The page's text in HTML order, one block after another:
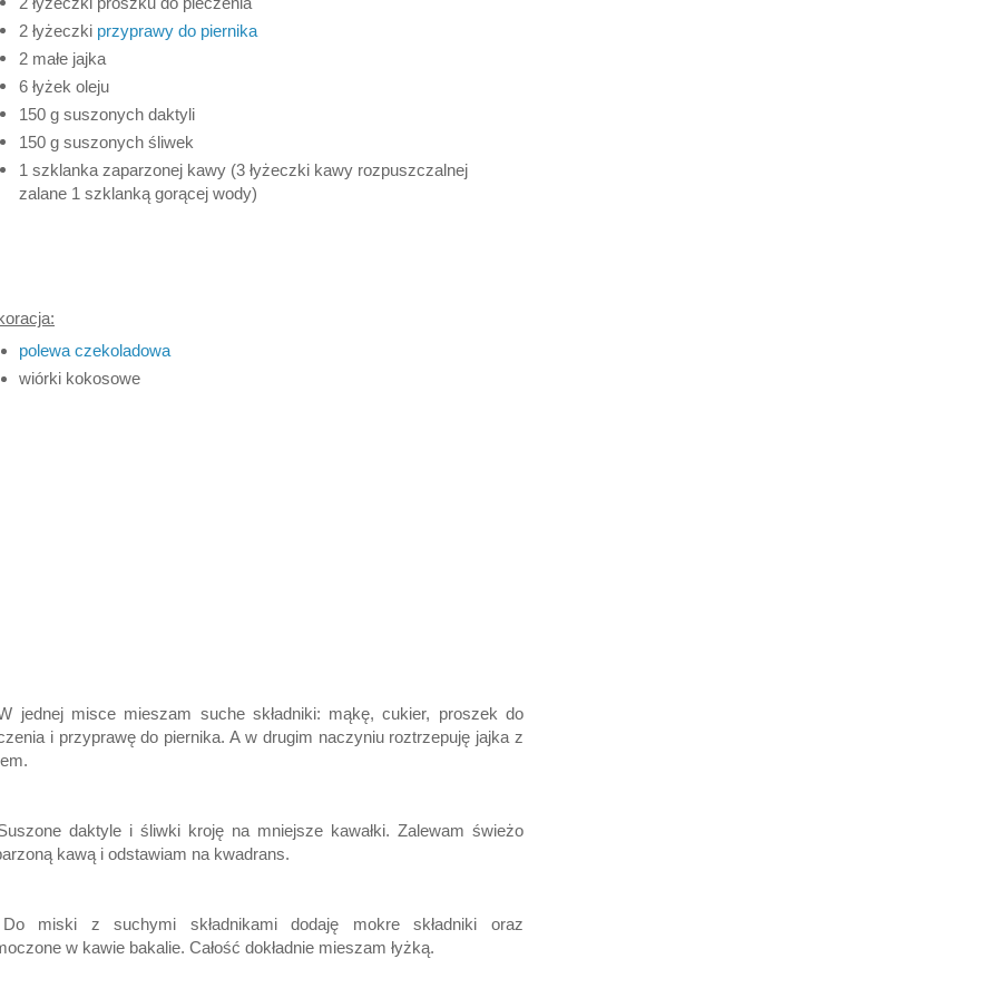
2 łyżeczki przyprawy do piernika
2 małe jajka
6 łyżek oleju
150 g suszonych daktyli
150 g suszonych śliwek
1 szklanka zaparzonej kawy (3 łyżeczki kawy rozpuszczalnej
zalane 1 szklanką gorącej wody)
polewa czekoladowa
wiórki kokosowe
jednej misce mieszam suche składniki: mąkę, cukier, proszek do
i przyprawę do piernika. A w drugim naczyniu roztrzepuję jajka z
daktyle i śliwki kroję na mniejsze kawałki. Zalewam świeżo
kawą i odstawiam na kwadrans.
miski z suchymi składnikami dodaję mokre składniki oraz
w kawie bakalie. Całość dokładnie mieszam łyżką.